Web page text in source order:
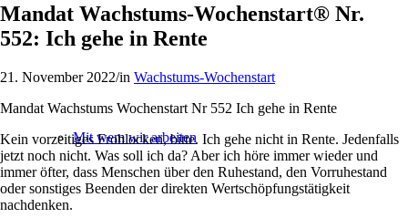
Mit wem wir arbeiten
Mandat Wachstums-Wochenstart® Nr.
552: Ich gehe in Rente
21. November 2022/in Wachstums-Wochenstart
Mandat Wachstums Wochenstart Nr 552 Ich gehe in Rente
Kein vorzeitiges Frohlocken, bitte. Ich gehe nicht in Rente. Jedenfalls
jetzt noch nicht. Was soll ich da? Aber ich höre immer wieder und
immer öfter, dass Menschen über den Ruhestand, den Vorruhestand
oder sonstiges Beenden der direkten Wertschöpfungstätigkeit
nachdenken.